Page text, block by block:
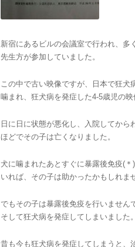
新宿にあるビルの会議室で行われ、多
先生方が参加していました。
この中で古い映像ですが、日本で狂犬
噛まれ、狂犬病を発症した4-5歳児の映
日に日に状態が悪化し、入院してから
ほどでその子は亡くなりました。
犬に噛まれたあとすぐに暴露後免疫(＊
いれば、その子は助かったかもしれま
でもその子は暴露後免疫を行いません
そして狂犬病を発症してしまいました。
昔も今も狂犬病を発症してしまうと、